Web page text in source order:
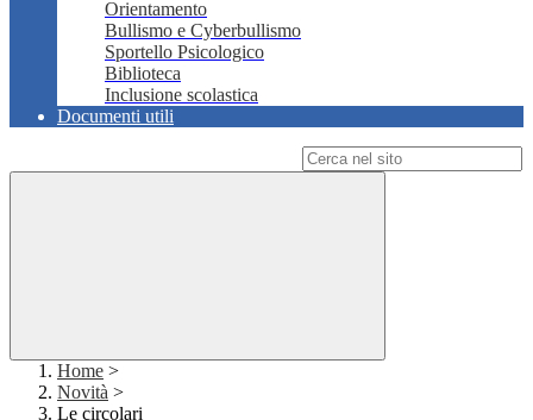
Orientamento
Bullismo e Cyberbullismo
Sportello Psicologico
Biblioteca
Inclusione scolastica
Documenti utili
Home >
Novità >
Le circolari